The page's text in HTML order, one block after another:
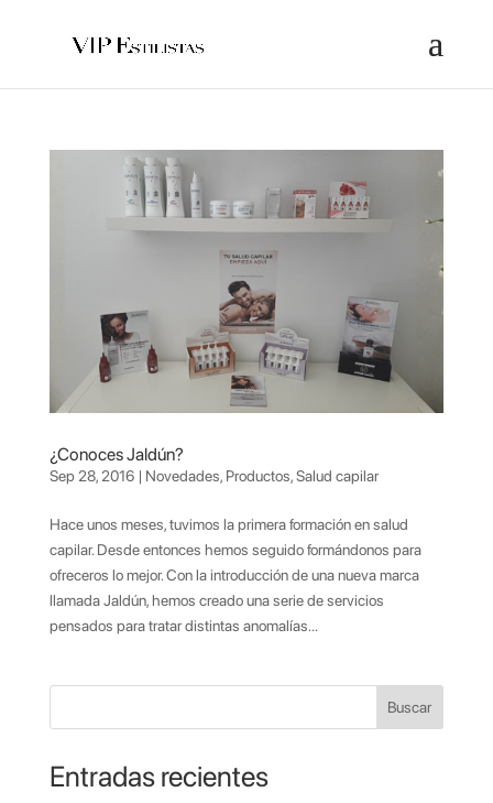
¿Conoces Jaldún?
Sep 28, 2016 | Novedades, Productos,Salud capilar
Hace unos meses, tuvimos la primera formación en salud
capilar. Desde entonces hemos seguido formándonos para
ofreceros lo mejor. Con la introducción de una nueva marca
llamada Jaldún, hemos creado una serie de servicios
pensados para tratar distintas anomalías...
Buscar
Entradas recientes